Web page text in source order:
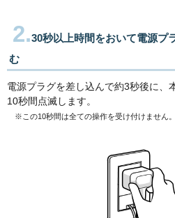
2.30秒以上時間をおいて電源プ
む
電源プラグを差し込んで約3秒後に、
10秒間点滅します。
※この10秒間は全ての操作を受け付けません。